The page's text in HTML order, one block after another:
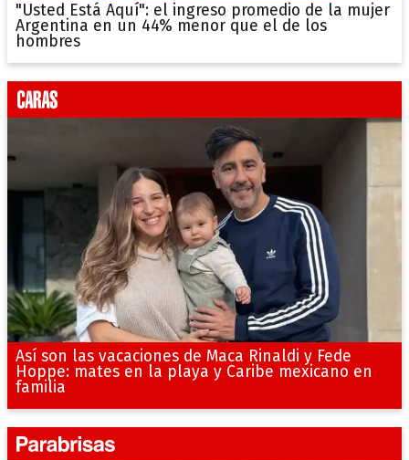
"Usted Está Aquí": el ingreso promedio de la mujer
Argentina en un 44% menor que el de los
hombres
Así son las vacaciones de Maca Rinaldi y Fede
Hoppe: mates en la playa y Caribe mexicano en
familia